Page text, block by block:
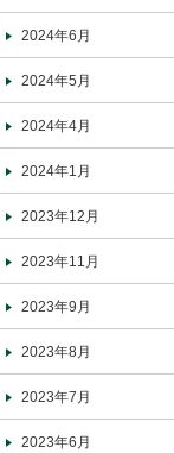
2024年6月
2024年5月
2024年4月
2024年1月
2023年12月
2023年11月
2023年9月
2023年8月
2023年7月
2023年6月